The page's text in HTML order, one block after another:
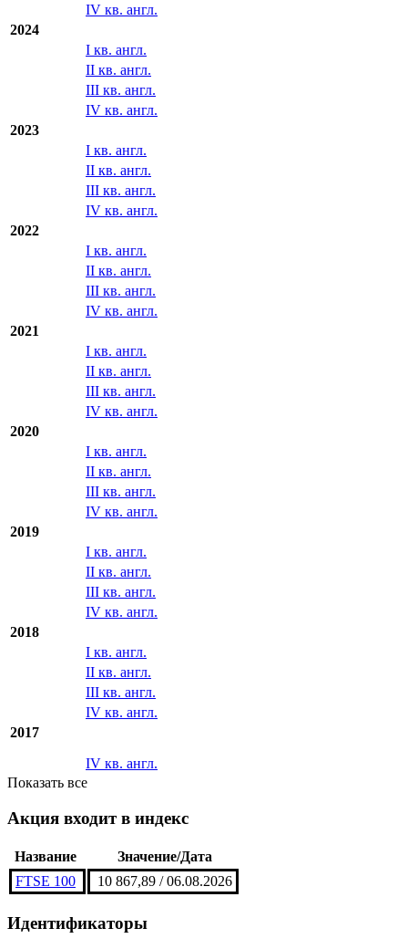
IV кв. англ.
2024
I кв. англ.
II кв. англ.
III кв. англ.
IV кв. англ.
2023
I кв. англ.
II кв. англ.
III кв. англ.
IV кв. англ.
2022
I кв. англ.
II кв. англ.
III кв. англ.
IV кв. англ.
2021
I кв. англ.
II кв. англ.
III кв. англ.
IV кв. англ.
2020
I кв. англ.
II кв. англ.
III кв. англ.
IV кв. англ.
2019
I кв. англ.
II кв. англ.
III кв. англ.
IV кв. англ.
2018
I кв. англ.
II кв. англ.
III кв. англ.
IV кв. англ.
2017
IV кв. англ.
Показать все
Акция входит в индекс
Название
Значение/Дата
FTSE 100
10 867,89 / 06.08.2026
Идентификаторы